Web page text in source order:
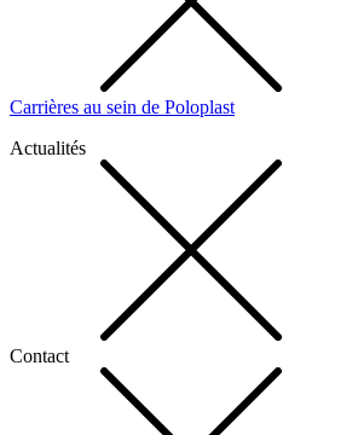
Carrières au sein de Poloplast
Actualités
Contact